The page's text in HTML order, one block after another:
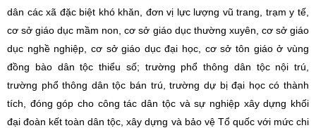
dân các xã đặc biệt khó khăn, đơn vị lực lượng vũ trang, trạm y tế,
cơ sở giáo dục mầm non, cơ sở giáo dục thường xuyên, cơ sở giáo
dục nghề nghiệp, cơ sở giáo dục đại học, cơ sở tôn giáo ở vùng
đồng bào dân tộc thiểu số; trường phổ thông dân tộc nội trú,
trường phổ thông dân tộc bán trú, trường dự bị đại học có thành
tích, đóng góp cho công tác dân tộc và sự nghiệp xây dựng khối
đại đoàn kết toàn dân tộc, xây dựng và bảo vệ Tổ quốc với mức chi